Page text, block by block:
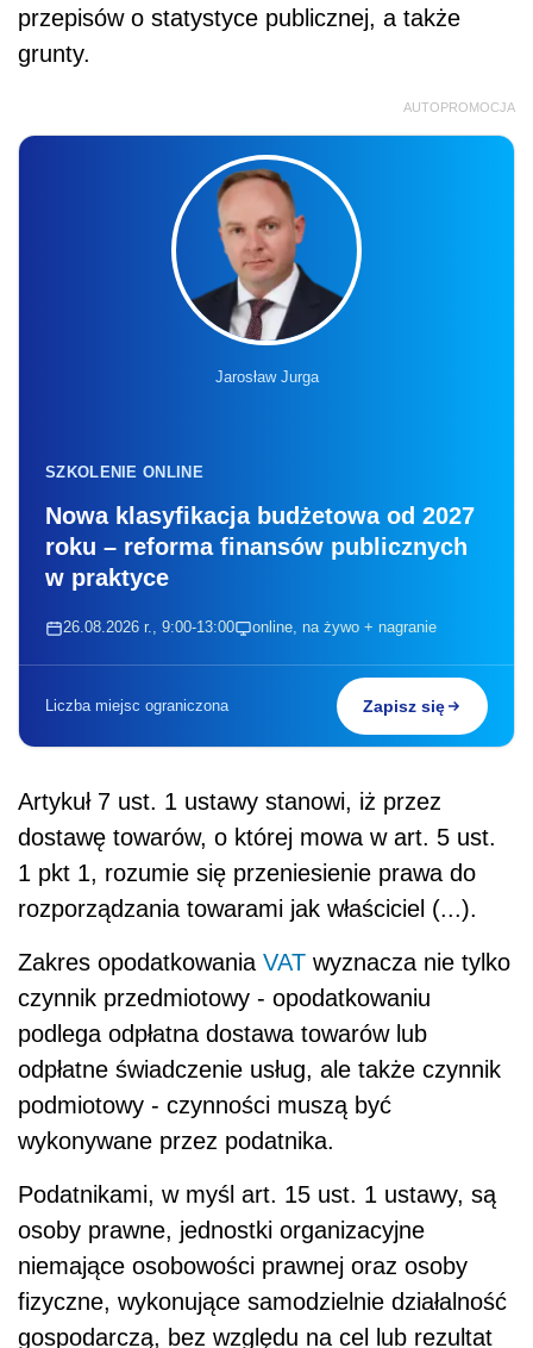
przepisów o statystyce publicznej, a także
grunty.
AUTOPROMOCJA
Jarosław Jurga
SZKOLENIE ONLINE
Nowa klasyfikacja budżetowa od 2027
roku – reforma finansów publicznych
w praktyce
26.08.2026 r., 9:00-13:00 online, na żywo + nagranie
Liczba miejsc ograniczona Zapisz się
Artykuł 7 ust. 1 ustawy stanowi, iż przez
dostawę towarów, o której mowa w art. 5 ust.
1 pkt 1, rozumie się przeniesienie prawa do
rozporządzania towarami jak właściciel (...).
Zakres opodatkowania VAT wyznacza nie tylko
czynnik przedmiotowy - opodatkowaniu
podlega odpłatna dostawa towarów lub
odpłatne świadczenie usług, ale także czynnik
podmiotowy - czynności muszą być
wykonywane przez podatnika.
Podatnikami, w myśl art. 15 ust. 1 ustawy, są
osoby prawne, jednostki organizacyjne
niemające osobowości prawnej oraz osoby
fizyczne, wykonujące samodzielnie działalność
gospodarczą, bez względu na cel lub rezultat